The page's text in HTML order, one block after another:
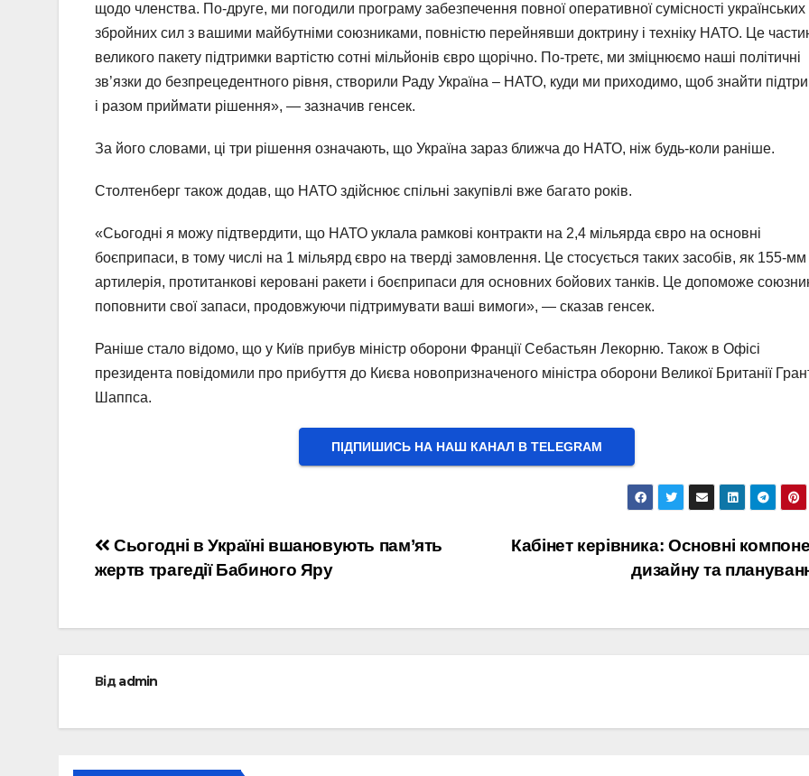
щодо членства. По-друге, ми погодили програму забезпечення повної оперативної сумісності українських
збройних сил з вашими майбутніми союзниками, повністю перейнявши доктрину і техніку НАТО. Це
великого пакету підтримки вартістю сотні мільйонів євро щорічно. По-третє, ми зміцнюємо наші політичні
зв’язки до безпрецедентного рівня, створили Раду Україна – НАТО, куди ми приходимо, щоб знайти
і разом приймати рішення», — зазначив генсек.
За його словами, ці три рішення означають, що Україна зараз ближча до НАТО, ніж будь-коли раніше.
Столтенберг також додав, що НАТО здійснює спільні закупівлі вже багато років.
«Сьогодні я можу підтвердити, що НАТО уклала рамкові контракти на 2,4 мільярда євро на основні
боєприпаси, в тому числі на 1 мільярд євро на тверді замовлення. Це стосується таких засобів, як 155-мм
артилерія, протитанкові керовані ракети і боєприпаси для основних бойових танків. Це допоможе
поповнити свої запаси, продовжуючи підтримувати ваші вимоги», — сказав генсек.
Раніше стало відомо, що у Київ прибув міністр оборони Франції Себастьян Лекорню. Також в Офісі
президента повідомили про прибуття до Києва новопризначеного міністра оборони Великої Британії
Шаппса.
ПІДПИШИСЬ НА НАШ КАНАЛ В ТELEGRAM
Навігація
записів
Кабінет керівника: Основні
дизайну та
Сьогодні в Україні вшановують пам’ять
жертв трагедії Бабиного Яру
Відadmin